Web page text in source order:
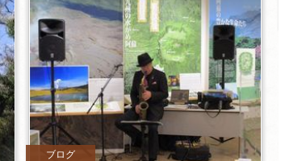
ブログ